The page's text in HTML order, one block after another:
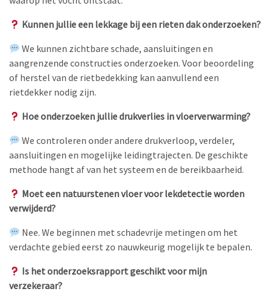
Kunnen jullie een lekkage bij een rieten dak onderzoeken?
We kunnen zichtbare schade, aansluitingen en
aangrenzende constructies onderzoeken. Voor beoordeling
of herstel van de rietbedekking kan aanvullend een
rietdekker nodig zijn.
Hoe onderzoeken jullie drukverlies in vloerverwarming?
We controleren onder andere drukverloop, verdeler,
aansluitingen en mogelijke leidingtrajecten. De geschikte
methode hangt af van het systeem en de bereikbaarheid.
Moet een natuurstenen vloer voor lekdetectie worden
verwijderd?
Nee. We beginnen met schadevrije metingen om het
verdachte gebied eerst zo nauwkeurig mogelijk te bepalen.
Is het onderzoeksrapport geschikt voor mijn
verzekeraar?